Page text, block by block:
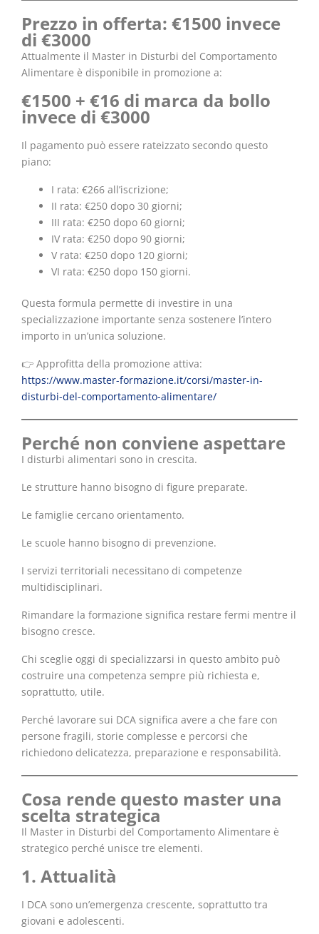
Prezzo in offerta: €1500 invece
di €3000
Attualmente il Master in Disturbi del Comportamento
Alimentare è disponibile in promozione a:
€1500 + €16 di marca da bollo
invece di €3000
Il pagamento può essere rateizzato secondo questo
piano:
I rata: €266 all’iscrizione;
II rata: €250 dopo 30 giorni;
III rata: €250 dopo 60 giorni;
IV rata: €250 dopo 90 giorni;
V rata: €250 dopo 120 giorni;
VI rata: €250 dopo 150 giorni.
Questa formula permette di investire in una
specializzazione importante senza sostenere l’intero
importo in un’unica soluzione.
👉 Approfitta della promozione attiva:
https://www.master-formazione.it/corsi/master-in-
disturbi-del-comportamento-alimentare/
Perché non conviene aspettare
I disturbi alimentari sono in crescita.
Le strutture hanno bisogno di figure preparate.
Le famiglie cercano orientamento.
Le scuole hanno bisogno di prevenzione.
I servizi territoriali necessitano di competenze
multidisciplinari.
Rimandare la formazione significa restare fermi mentre il
bisogno cresce.
Chi sceglie oggi di specializzarsi in questo ambito può
costruire una competenza sempre più richiesta e,
soprattutto, utile.
Perché lavorare sui DCA significa avere a che fare con
persone fragili, storie complesse e percorsi che
richiedono delicatezza, preparazione e responsabilità.
Cosa rende questo master una
scelta strategica
Il Master in Disturbi del Comportamento Alimentare è
strategico perché unisce tre elementi.
1. Attualità
I DCA sono un’emergenza crescente, soprattutto tra
giovani e adolescenti.